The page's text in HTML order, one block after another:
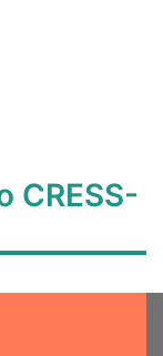
CRESS-